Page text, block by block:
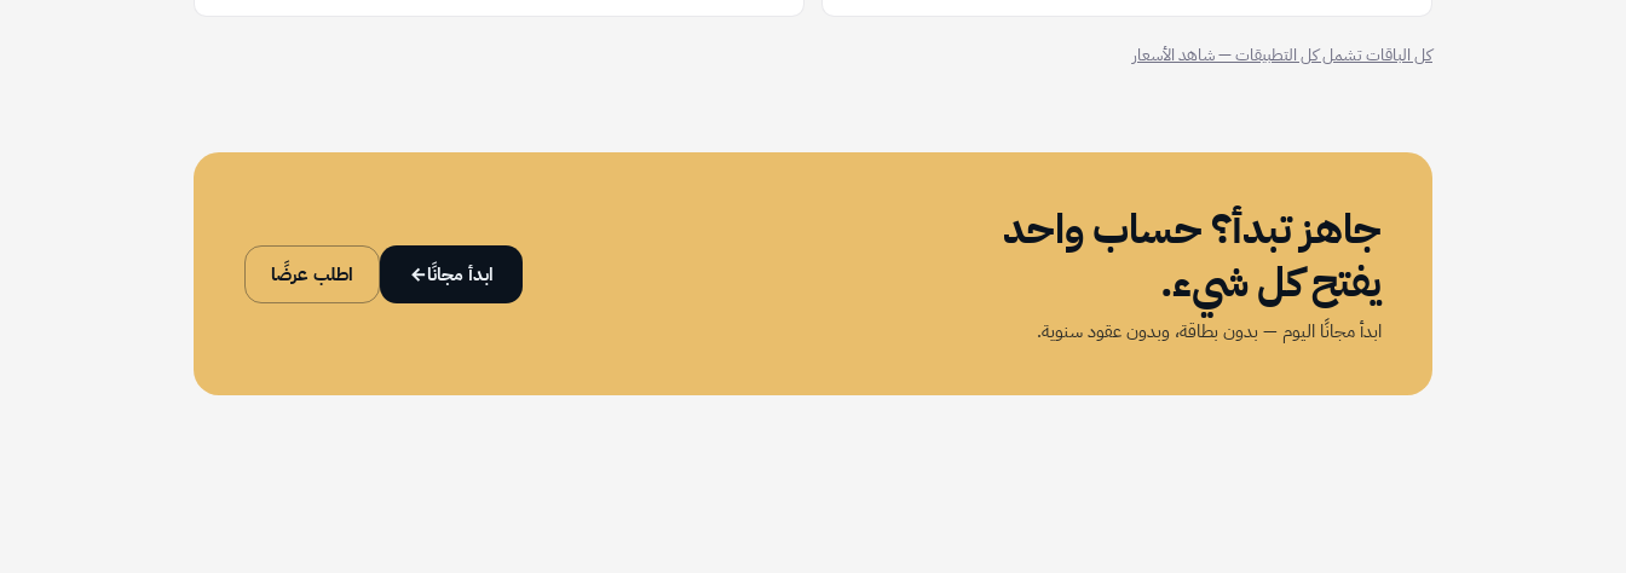
كل الباقات تشمل كل التطبيقات — شاهد الأسعار
جاهز تبدأ؟ حساب واحد
يفتح كل شيء.
ابدأ مجانًا اليوم — بدون بطاقة، وبدون عقود سنوية.
ابدأ مجانًا→ اطلب عرضًا